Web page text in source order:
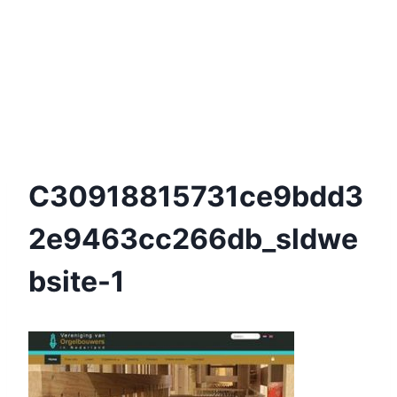
C30918815731ce9bdd3
2e9463cc266db_sldwe
Bsite-1